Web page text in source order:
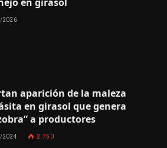
2026
aparición de la maleza
en girasol que genera
a productores
2024 2.750